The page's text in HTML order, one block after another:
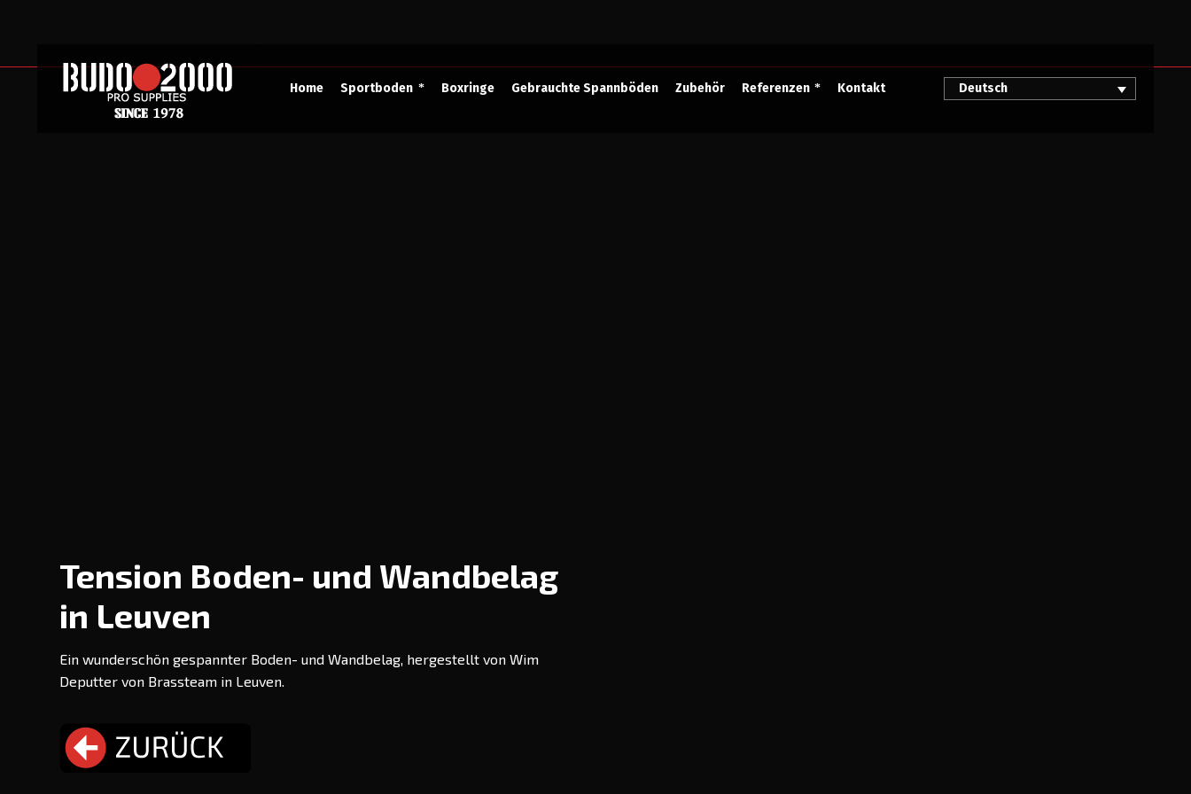
Home Sportboden Boxringe Gebrauchte Spannböden Zubehör Referenzen Kontakt Deutsch
Tension Boden- und Wandbelag
in Leuven
Ein wunderschön gespannter Boden- und Wandbelag, hergestellt von Wim
Deputter von Brassteam in Leuven.